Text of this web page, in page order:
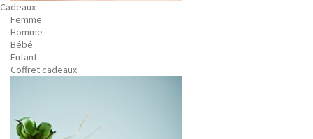
Cadeaux
Femme
Homme
Bébé
Enfant
Coffret cadeaux